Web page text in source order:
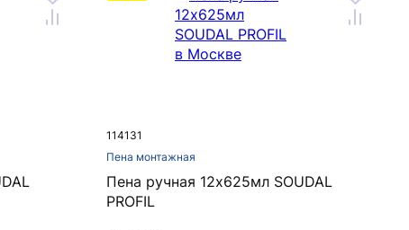
114131
Пена монтажная
Пена ручная 12х625мл SOUDAL
PROFIL